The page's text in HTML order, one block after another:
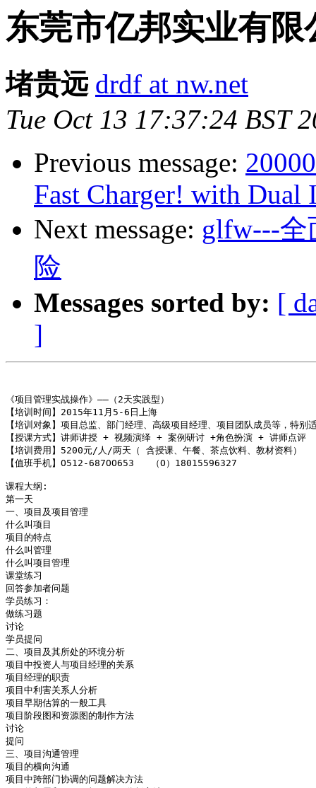
东莞市亿邦实业有限
堵贵远 drdf at nw.net
Tue Oct 13 17:37:24 BST
Previous message:
Fast Charger! with
Next message: glfw---全
险
Messages sorted by: [
]
《项目管理实战操作》——（2天实践型）
【培训时间】2015年11月5-6日上海
【培训对象】项目总监、部门经理、高级项目经理、项目团队成员等，特别
【授课方式】讲师讲授 + 视频演绎 + 案例研讨 +角色扮演 + 讲师点评
【培训费用】5200元/人/两天（ 含授课、午餐、茶点饮料、教材资料）
【值班手机】O512-687OO653   （O）18015596327
课程大纲:
第一天
一、项目及项目管理
什么叫项目
项目的特点
什么叫管理
什么叫项目管理
课堂练习
回答参加者问题
学员练习：
做练习题
讨论
学员提问
二、项目及其所处的环境分析
项目中投资人与项目经理的关系
项目经理的职责
项目中利害关系人分析
项目早期估算的一般工具
项目阶段图和资源图的制作方法
讨论
提问
三、项目沟通管理
项目的横向沟通
项目中跨部门协调的问题解决方法